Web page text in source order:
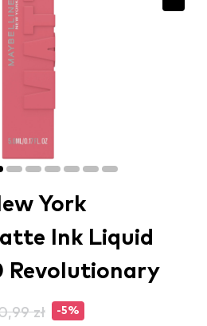
York
Ink Liquid
Revolutionary
zł -5%